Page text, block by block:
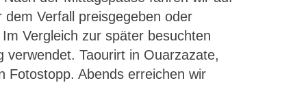
Verfall preisgegeben oder
Vergleich zur später besuchten
verwendet. Taourirt in Ouarzazate,
Fotostopp. Abends erreichen wir